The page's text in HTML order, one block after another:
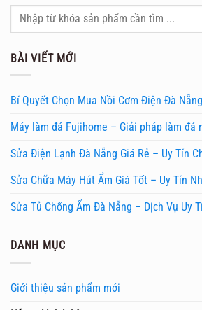
BÀI VIẾT MỚI
Bí Quyết Chọn Mua Nồi Cơm Điện Đà
Máy làm đá Fujihome – Giải pháp làm đá
Sửa Điện Lạnh Đà Nẵng Giá Rẻ – Uy Tín
Sửa Chữa Máy Hút Ẩm Giá Tốt – Uy Tín
Sửa Tủ Chống Ẩm Đà Nẵng – Dịch Vụ Uy
DANH MỤC
Giới thiệu sản phẩm mới